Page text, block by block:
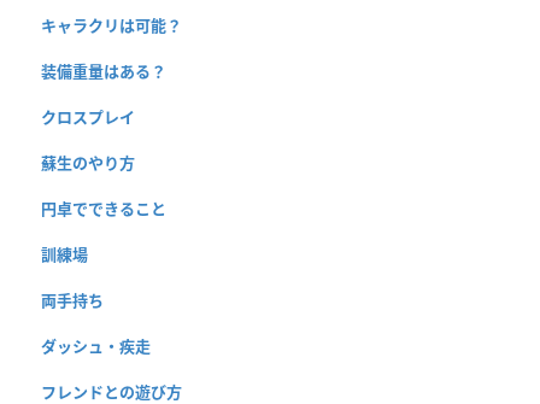
キャラクリは可能？
装備重量はある？
クロスプレイ
蘇生のやり方
円卓でできること
訓練場
両手持ち
ダッシュ・疾走
フレンドとの遊び方